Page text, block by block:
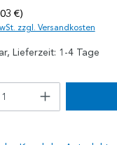
€)
zzgl. Versandkosten
Lieferzeit: 1-4 Tage